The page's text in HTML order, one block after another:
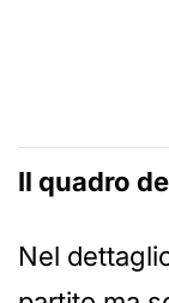
Il quadro
Nel